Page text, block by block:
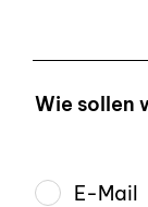
Wie sollen
E-Mail